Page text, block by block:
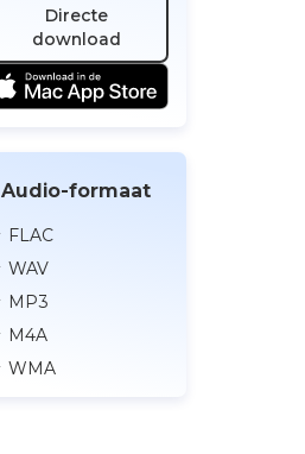
Directe
download
Audio-formaat
FLAC
WAV
MP3
M4A
WMA